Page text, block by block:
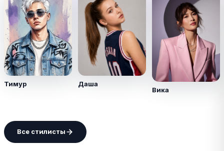
Тимур Даша
Вика
Все стилисты